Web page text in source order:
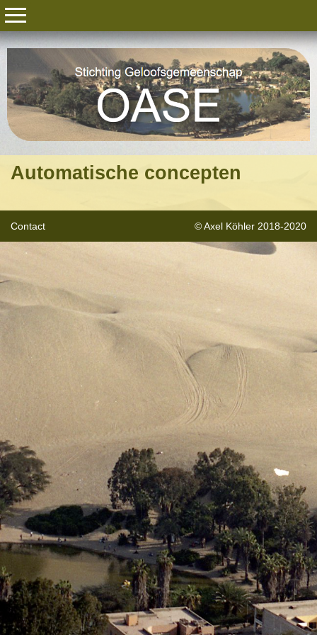
Automatische concepten
Contact © Axel Köhler 2018-2020